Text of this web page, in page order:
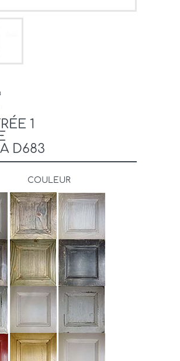
1
D683
COULEUR